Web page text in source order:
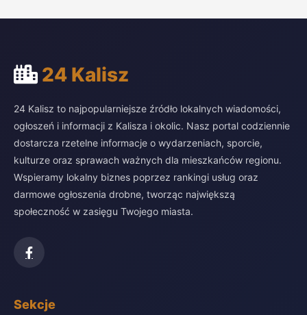
24 Kalisz
24 Kalisz to najpopularniejsze źródło lokalnych wiadomości,
ogłoszeń i informacji z Kalisza i okolic. Nasz portal codziennie
dostarcza rzetelne informacje o wydarzeniach, sporcie,
kulturze oraz sprawach ważnych dla mieszkańców regionu.
Wspieramy lokalny biznes poprzez rankingi usług oraz
darmowe ogłoszenia drobne, tworząc największą
społeczność w zasięgu Twojego miasta.
Sekcje